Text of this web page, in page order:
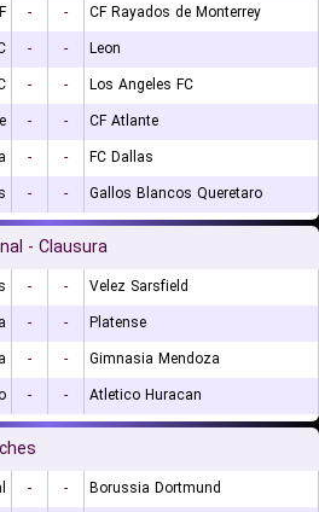
- -
CF Rayados de Monterrey
- -
Leon
- -
Los Angeles FC
- -
CF Atlante
- -
FC Dallas
- - Gallos Blancos Queretaro
- Clausura
- -
Velez Sarsfield
- -
Platense
- -
Gimnasia Mendoza
- - Atletico Huracan
- -
Borussia Dortmund